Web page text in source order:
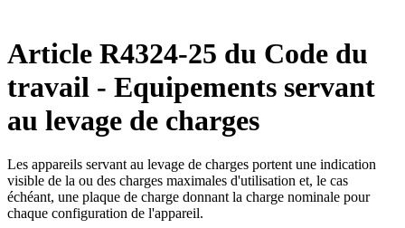
Article R4324-25 du Code du
travail - Equipements servant
au levage de charges
Les appareils servant au levage de charges portent une indication
visible de la ou des charges maximales d'utilisation et, le cas
échéant, une plaque de charge donnant la charge nominale pour
chaque configuration de l'appareil.